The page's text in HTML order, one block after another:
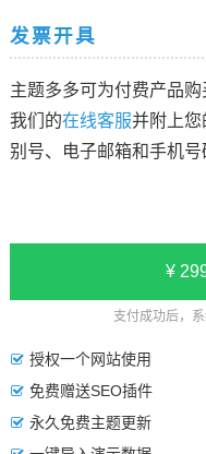
发票开具
主题多多可为付费产品
我们的在线客服并附上您
别号、电子邮箱和手机号
¥
支付成功后，
授权一个网站使用
免费赠送SEO插件
永久免费主题更新